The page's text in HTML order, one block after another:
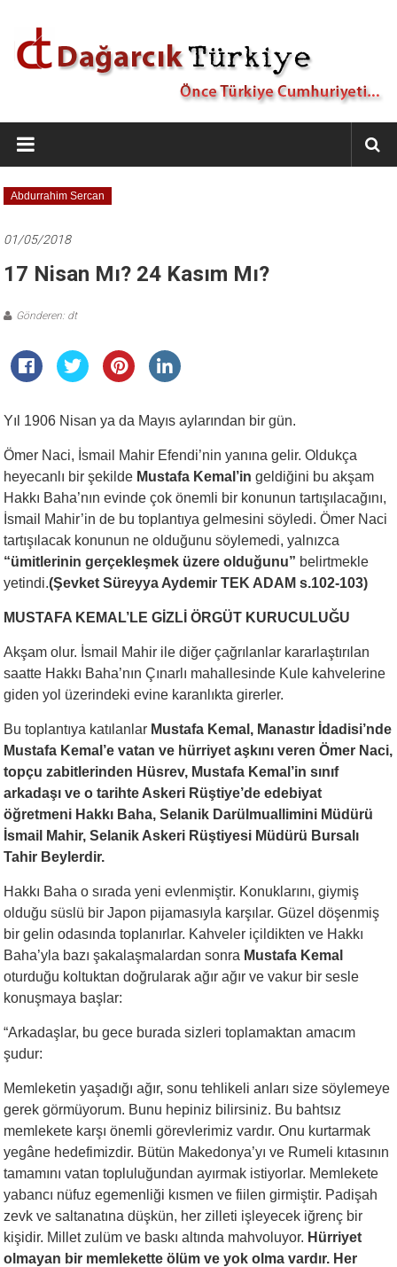
Dağarcık
Türkiye
Önce
Türkiye
Abdurrahim Sercan
01/05/2018
17 Nisan Mı? 24 Kasım Mı?
Gönderen: dt
Yıl 1906 Nisan ya da Mayıs aylarından bir gün.
Ömer Naci, İsmail Mahir Efendi’nin yanına gelir. Oldukça
heyecanlı bir şekilde Mustafa Kemal’in geldiğini bu akşam
Hakkı Baha’nın evinde çok önemli bir konunun tartışılacağını,
İsmail Mahir’in de bu toplantıya gelmesini söyledi. Ömer Naci
tartışılacak konunun ne olduğunu söylemedi, yalnızca
“ümitlerinin gerçekleşmek üzere olduğunu” belirtmekle
yetindi.(Şevket Süreyya Aydemir TEK ADAM s.102-103)
MUSTAFA KEMAL’LE GİZLİ ÖRGÜT KURUCULUĞU
Akşam olur. İsmail Mahir ile diğer çağrılanlar kararlaştırılan
saatte Hakkı Baha’nın Çınarlı mahallesinde Kule kahvelerine
giden yol üzerindeki evine karanlıkta girerler.
Bu toplantıya katılanlar Mustafa Kemal, Manastır İdadisi’nde
Mustafa Kemal’e vatan ve hürriyet aşkını veren Ömer Naci,
topçu zabitlerinden Hüsrev, Mustafa Kemal’in sınıf
arkadaşı ve o tarihte Askeri Rüştiye’de edebiyat
öğretmeni Hakkı Baha, Selanik Darülmuallimini Müdürü
İsmail Mahir, Selanik Askeri Rüştiyesi Müdürü Bursalı
Tahir Beylerdir.
Hakkı Baha o sırada yeni evlenmiştir. Konuklarını, giymiş
olduğu süslü bir Japon pijamasıyla karşılar. Güzel döşenmiş
bir gelin odasında toplanırlar. Kahveler içildikten ve Hakkı
Baha’yla bazı şakalaşmalardan sonra Mustafa Kemal
oturduğu koltuktan doğrularak ağır ağır ve vakur bir sesle
konuşmaya başlar:
“Arkadaşlar, bu gece burada sizleri toplamaktan amacım
şudur:
Memleketin yaşadığı ağır, sonu tehlikeli anları size söylemeye
gerek görmüyorum. Bunu hepiniz bilirsiniz. Bu bahtsız
memlekete karşı önemli görevlerimiz vardır. Onu kurtarmak
yegâne hedefimizdir. Bütün Makedonya’yı ve Rumeli kıtasının
tamamını vatan topluluğundan ayırmak istiyorlar. Memlekete
yabancı nüfuz egemenliği kısmen ve fiilen girmiştir. Padişah
zevk ve saltanatına düşkün, her zilleti işleyecek iğrenç bir
kişidir. Millet zulüm ve baskı altında mahvoluyor. Hürriyet
olmayan bir memlekette ölüm ve yok olma vardır. Her